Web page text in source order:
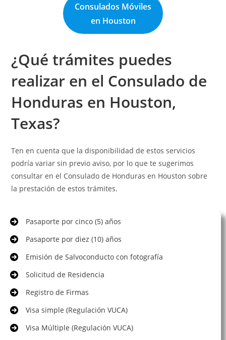
Consulados Móviles
en Houston
¿Qué trámites puedes
realizar en el Consulado de
Honduras en Houston,
Texas?
Ten en cuenta que la disponibilidad de estos servicios
podría variar sin previo aviso, por lo que te sugerimos
consultar en el Consulado de Honduras en Houston sobre
la prestación de estos trámites.
Pasaporte por cinco (5) años
Pasaporte por diez (10) años
Emisión de Salvoconducto con fotografía
Solicitud de Residencia
Registro de Firmas
Visa simple (Regulación VUCA)
Visa Múltiple (Regulación VUCA)